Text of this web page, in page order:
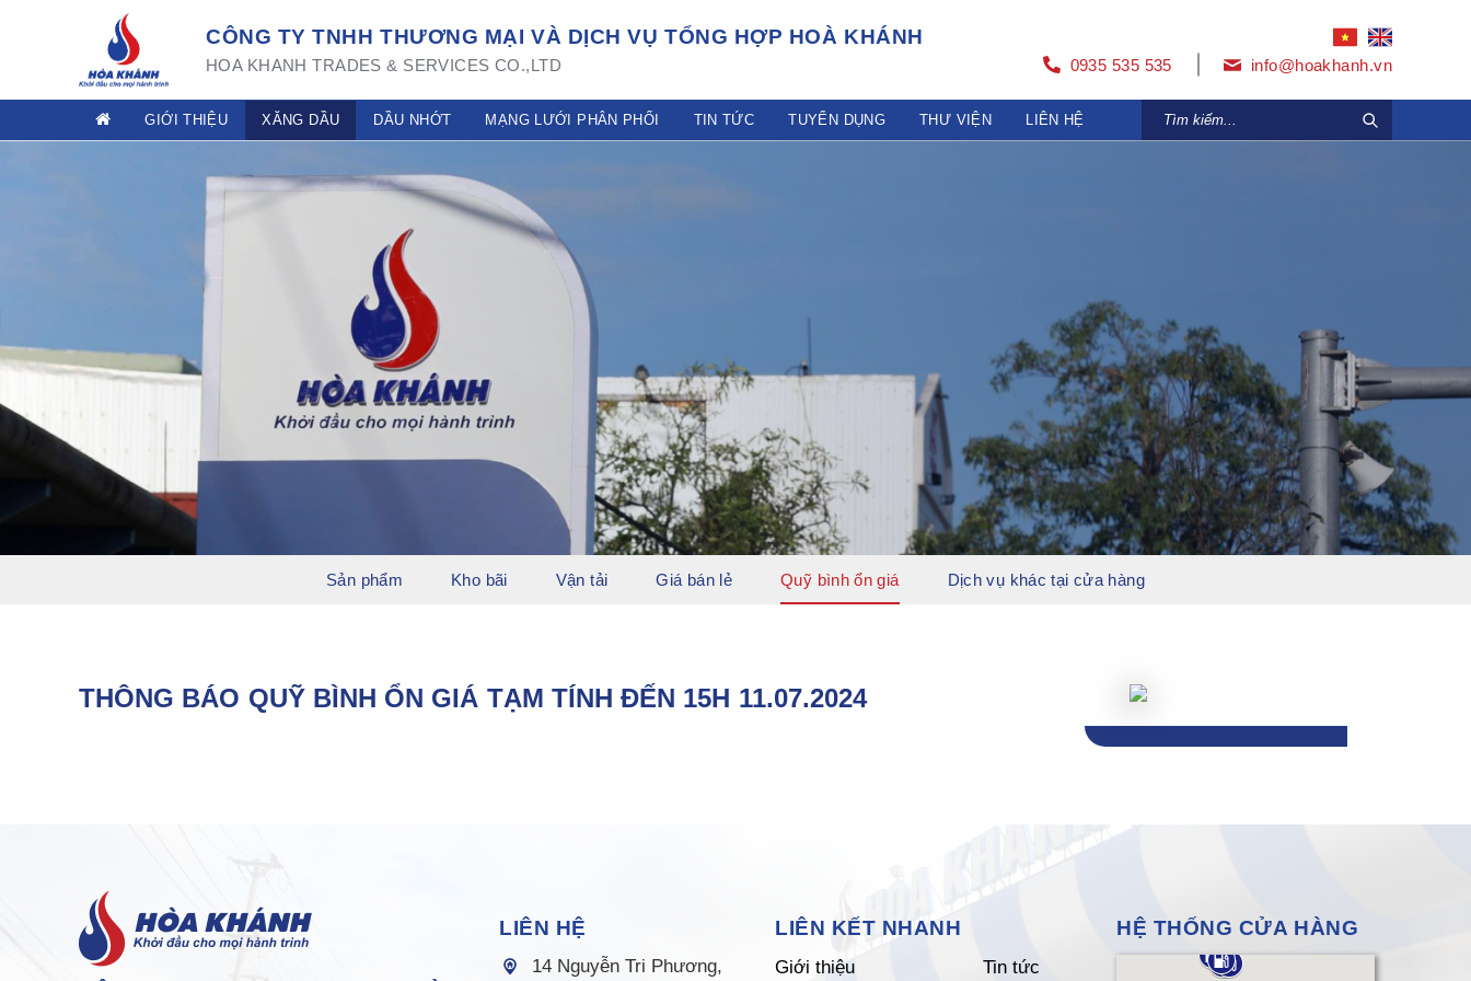
CÔNG TY TNHH THƯƠNG MẠI VÀ DỊCH VỤ TỔNG HỢP HOÀ KHÁNH
HOA KHANH TRADES & SERVICES CO.,LTD 0935 535 535 info@hoakhanh.vn
GIỚI THIỆU XĂNG DẦU DẦU NHỚT MẠNG LƯỚI PHÂN PHỐI TIN TỨC TUYỂN DỤNG THƯ VIỆN LIÊN HỆ
Sản phẩm Kho bãi Vận tải Giá bán lẻ Quỹ bình ổn giá Dịch vụ khác tại cửa hàng
THÔNG BÁO QUỸ BÌNH ỔN GIÁ TẠM TÍNH ĐẾN 15H 11.07.2024
LIÊN HỆ
14 Nguyễn Tri Phương,
LIÊN KẾT NHANH
Giới thiệu Tin tức
HỆ THỐNG CỬA HÀNG